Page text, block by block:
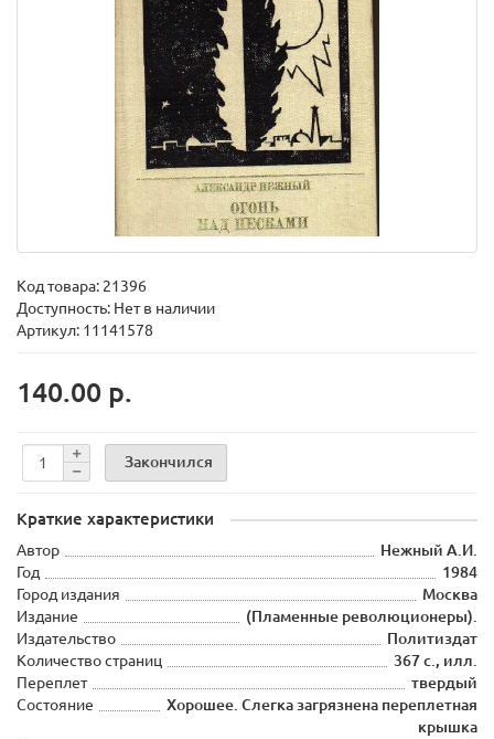
Код товара: 21396
Доступность: Нет в наличии
Артикул: 11141578
140.00 р.
Закончился
Краткие характеристики
Автор
Нежный А.И.
Год
1984
Город издания
Москва
Издание
(Пламенные революционеры).
Издательство
Политиздат
Количество страниц
367 с., илл.
Переплет
твердый
Состояние
Хорошее. Слегка загрязнена переплетная
крышка